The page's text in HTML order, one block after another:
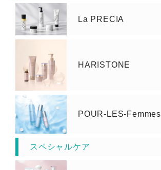
La PRECIA
HARISTONE
POUR-LES-Femmes
スペシャルケア